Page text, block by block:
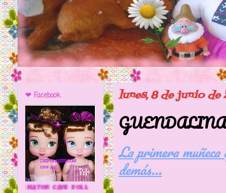
lunes, 8 de junio de
La primera muñeca
demás...
❤ Facebook
🌼CRIPTA ANIMATOR CAVE DOLL